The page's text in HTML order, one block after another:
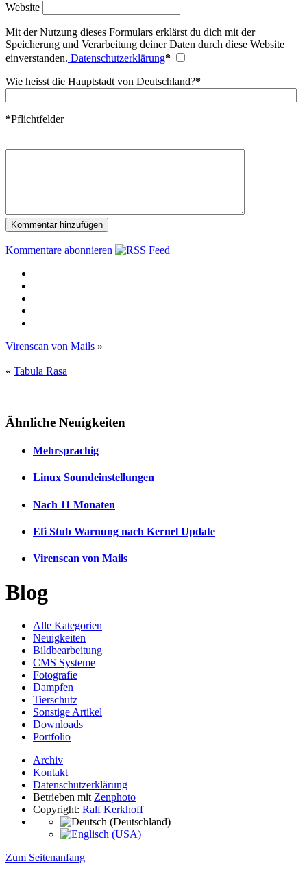
Website
Mit der Nutzung dieses Formulars erklärst du dich mit der
Speicherung und Verarbeitung deiner Daten durch diese Website
einverstanden. Datenschutzerklärung*
Wie heisst die Hauptstadt von Deutschland?*
*Pflichtfelder
Kommentare abonnieren
Virenscan von Mails »
« Tabula Rasa
Ähnliche Neuigkeiten
Mehrsprachig
Linux Soundeinstellungen
Nach 11 Monaten
Efi Stub Warnung nach Kernel Update
Virenscan von Mails
Blog
Alle Kategorien
Neuigkeiten
Bildbearbeitung
CMS Systeme
Fotografie
Dampfen
Tierschutz
Sonstige Artikel
Downloads
Portfolio
Archiv
Kontakt
Datenschutzerklärung
Betrieben mit Zenphoto
Copyright: Ralf Kerkhoff
Zum Seitenanfang